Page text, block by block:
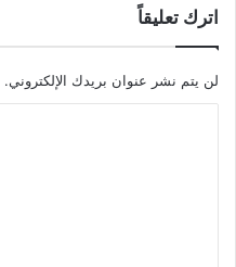
اترك تعليقاً
لن يتم نشر عنوان بريدك الإلكتروني.